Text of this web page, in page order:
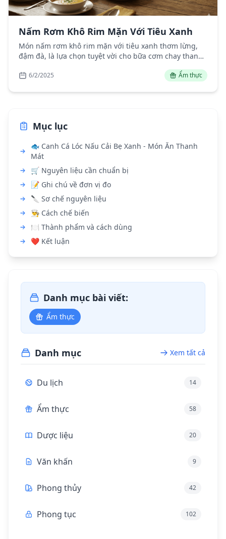
Nấm Rơm Khô Rim Mặn Với Tiêu Xanh
Món nấm rơm khô rim mặn với tiêu xanh thơm lừng,
đậm đà, là lựa chọn tuyệt vời cho bữa cơm chay thanh
6/2/2025 Ẩm thực
Mục lục
🐟 Canh Cá Lóc Nấu Cải Bẹ Xanh - Món Ăn Thanh
Mát
🛒 Nguyên liệu cần chuẩn bị
📝 Ghi chú về đơn vị đo
🔪 Sơ chế nguyên liệu
👨‍🍳 Cách chế biến
🍽️ Thành phẩm và cách dùng
❤️ Kết luận
Danh mục bài viết:
Ẩm thực
Danh mục Xem tất cả
Du lịch 14
Ẩm thực 58
Dược liệu 20
Văn khấn 9
Phong thủy 42
Phong tục 102